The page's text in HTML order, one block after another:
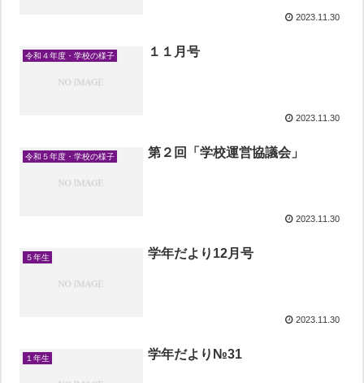
2023.11.30
令和４年度・学校の様子 １１月号
2023.11.30
令和５年度・学校の様子 第２回「学校運営協議会」
2023.11.30
５年生 学年だより12月号
2023.11.30
１年生 学年だより№31